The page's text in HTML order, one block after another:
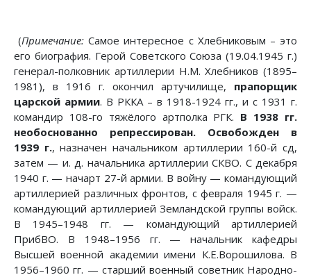
(Примечание: Самое интересное с Хлебниковым – это
его биография. Герой Советского Союза (19.04.1945 г.)
генерал-полковник артиллерии Н.М. Хлебников (1895–
1981), в 1916 г. окончил артучилище, прапорщик
царской армии. В РККА – в 1918-1924 гг., и с 1931 г.
командир 108-го тяжёлого артполка РГК. В 1938 гг.
необоснованно репрессирован. Освобожден в
1939 г., назначен начальником артиллерии 160-й сд,
затем — и. д. начальника артиллерии СКВО. С декабря
1940 г. — начарт 27-й армии. В войну — командующий
артиллерией различных фронтов, с февраля 1945 г. —
командующий артиллерией Земландской группы войск.
В 1945–1948 гг. — командующий артиллерией
ПрибВО. В 1948–1956 гг. — начальник кафедры
Высшей военной академии имени К.Е.Ворошилова. В
1956–1960 гг. — старший военный советник Народно-